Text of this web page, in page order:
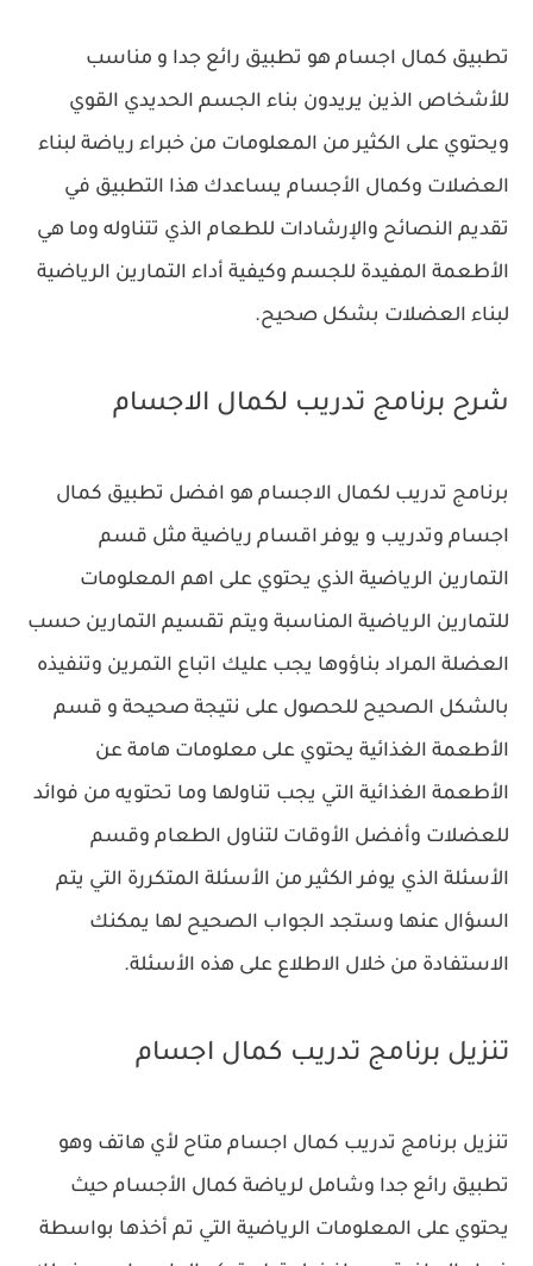
تطبيق كمال اجسام هو تطبيق رائع جدا و مناسب
للأشخاص الذين يريدون بناء الجسم الحديدي القوي
ويحتوي على الكثير من المعلومات من خبراء رياضة لبناء
العضلات وكمال الأجسام يساعدك هذا التطبيق في
تقديم النصائح والإرشادات للطعام الذي تتناوله وما هي
الأطعمة المفيدة للجسم وكيفية أداء التمارين الرياضية
لبناء العضلات بشكل صحيح.
شرح برنامج تدريب لكمال الاجسام
برنامج تدريب لكمال الاجسام هو افضل تطبيق كمال
اجسام وتدريب و يوفر اقسام رياضية مثل قسم
التمارين الرياضية الذي يحتوي على اهم المعلومات
للتمارين الرياضية المناسبة ويتم تقسيم التمارين حسب
العضلة المراد بناؤوها يجب عليك اتباع التمرين وتنفيذه
بالشكل الصحيح للحصول على نتيجة صحيحة و قسم
الأطعمة الغذائية يحتوي على معلومات هامة عن
الأطعمة الغذائية التي يجب تناولها وما تحتويه من فوائد
للعضلات وأفضل الأوقات لتناول الطعام وقسم
الأسئلة الذي يوفر الكثير من الأسئلة المتكررة التي يتم
السؤال عنها وستجد الجواب الصحيح لها يمكنك
الاستفادة من خلال الاطلاع على هذه الأسئلة.
تنزيل برنامج تدريب كمال اجسام
تنزيل برنامج تدريب كمال اجسام متاح لأي هاتف وهو
‏تطبيق رائع جدا وشامل لرياضة كمال الأجسام حيث
يحتوي على المعلومات الرياضية التي تم أخذها بواسطة